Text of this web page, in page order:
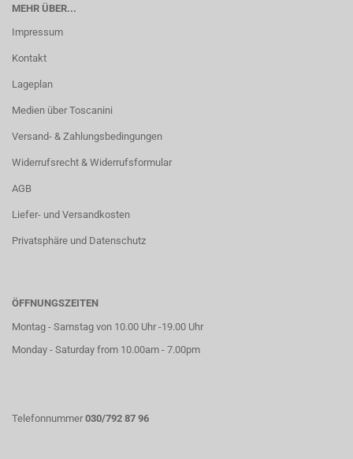
MEHR ÜBER...
Impressum
Kontakt
Lageplan
Medien über Toscanini
Versand- & Zahlungsbedingungen
Widerrufsrecht & Widerrufsformular
AGB
Liefer- und Versandkosten
Privatsphäre und Datenschutz
ÖFFNUNGSZEITEN
Montag - Samstag von 10.00 Uhr -19.00 Uhr
Monday - Saturday from 10.00am - 7.00pm
Telefonnummer 030/792 87 96